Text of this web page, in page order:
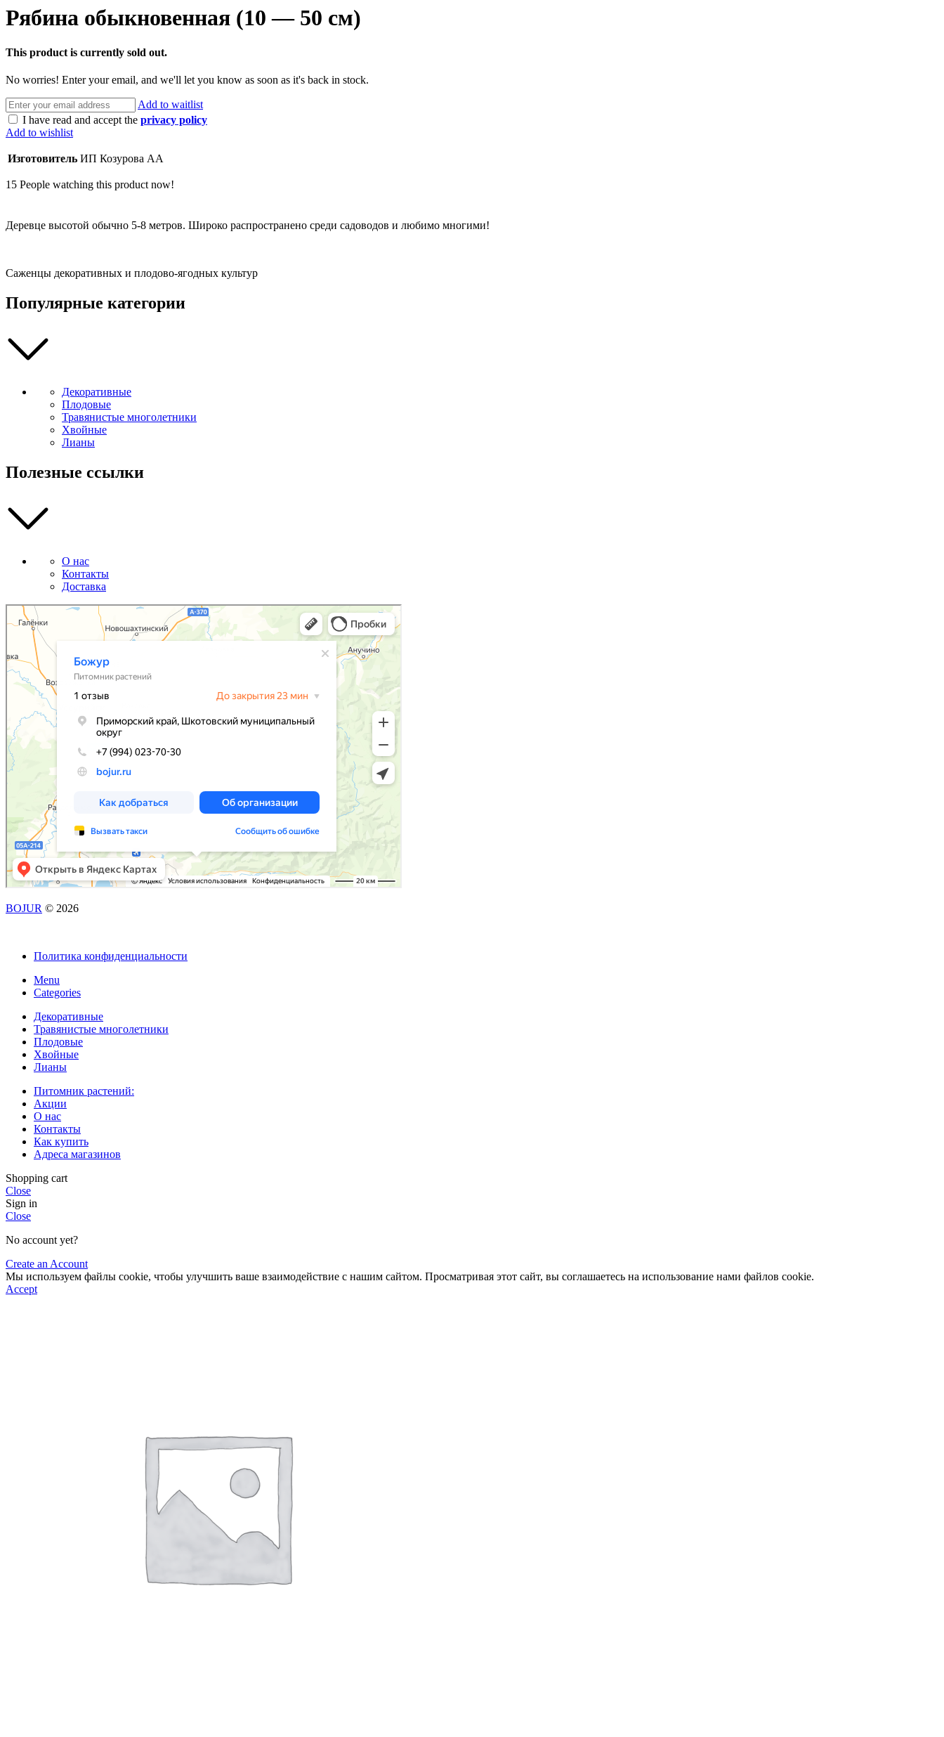
Рябина обыкновенная (10 — 50 см)
This product is currently sold out.
No worries! Enter your email, and we'll let you know as soon as it's back in stock.
Add to waitlist
I have read and accept the privacy policy
Add to wishlist
Изготовитель ИП Козурова АА
15 People watching this product now!
Деревце высотой обычно 5-8 метров. Широко распространено среди садоводов и любимо многими!
Саженцы декоративных и плодово-ягодных культур
Популярные категории
Декоративные
Плодовые
Травянистые многолетники
Хвойные
Лианы
Полезные ссылки
О нас
Контакты
Доставка
Божур
Питомник растений в Приморском крае
BOJUR © 2026
Политика конфиденциальности
Menu
Categories
Декоративные
Травянистые многолетники
Плодовые
Хвойные
Лианы
Питомник растений:
Акции
О нас
Контакты
Как купить
Адреса магазинов
Shopping cart
Close
Sign in
Close
No account yet?
Create an Account
Мы используем файлы cookie, чтобы улучшить ваше взаимодействие с нашим сайтом. Просматривая этот сайт, вы соглашаетесь на использование нами файлов cookie.
Accept